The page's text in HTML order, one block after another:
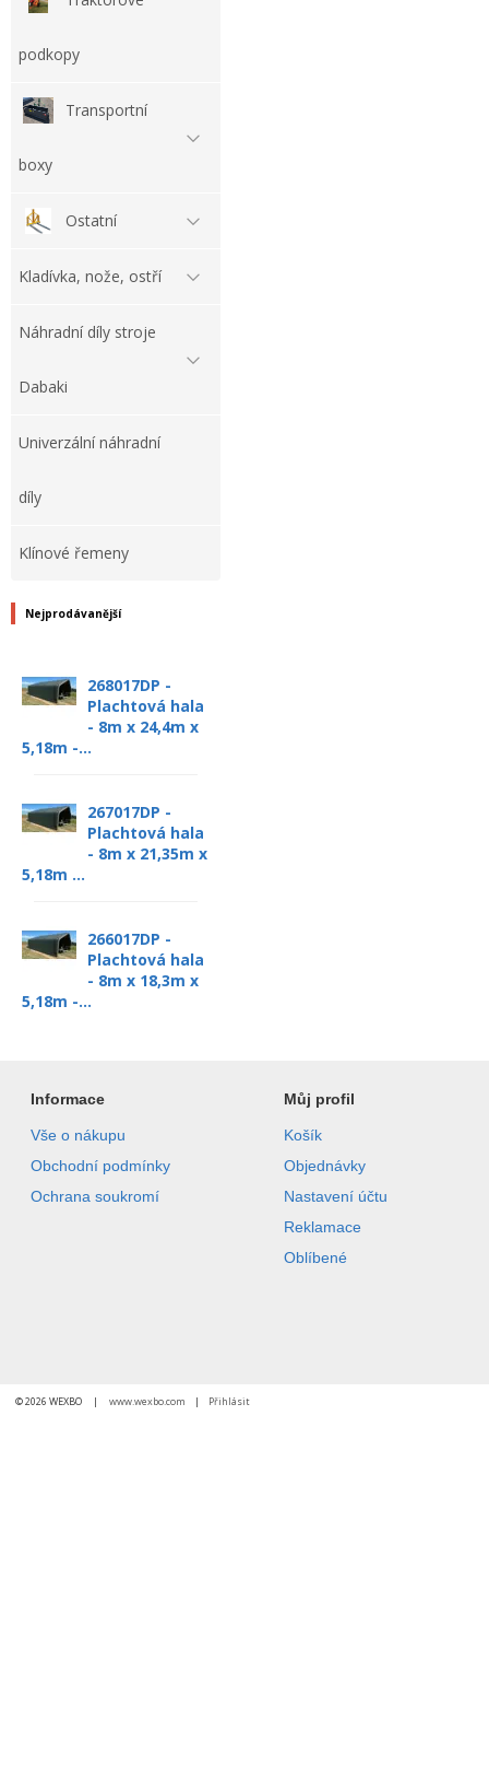
podkopy
Transportní
boxy
Ostatní
Kladívka, nože, ostří
Náhradní díly stroje
Dabaki
Univerzální náhradní
díly
Klínové řemeny
Nejprodávanější
268017DP -
Plachtová hala
- 8m x 24,4m x
5,18m -...
267017DP -
Plachtová hala
- 8m x 21,35m x
5,18m ...
266017DP -
Plachtová hala
- 8m x 18,3m x
5,18m -...
Informace
Vše o nákupu
Obchodní podmínky
Ochrana soukromí
Můj profil
Košík
Objednávky
Nastavení účtu
Reklamace
Oblíbené
© 2026 WEXBO | www.wexbo.com | Přihlásit